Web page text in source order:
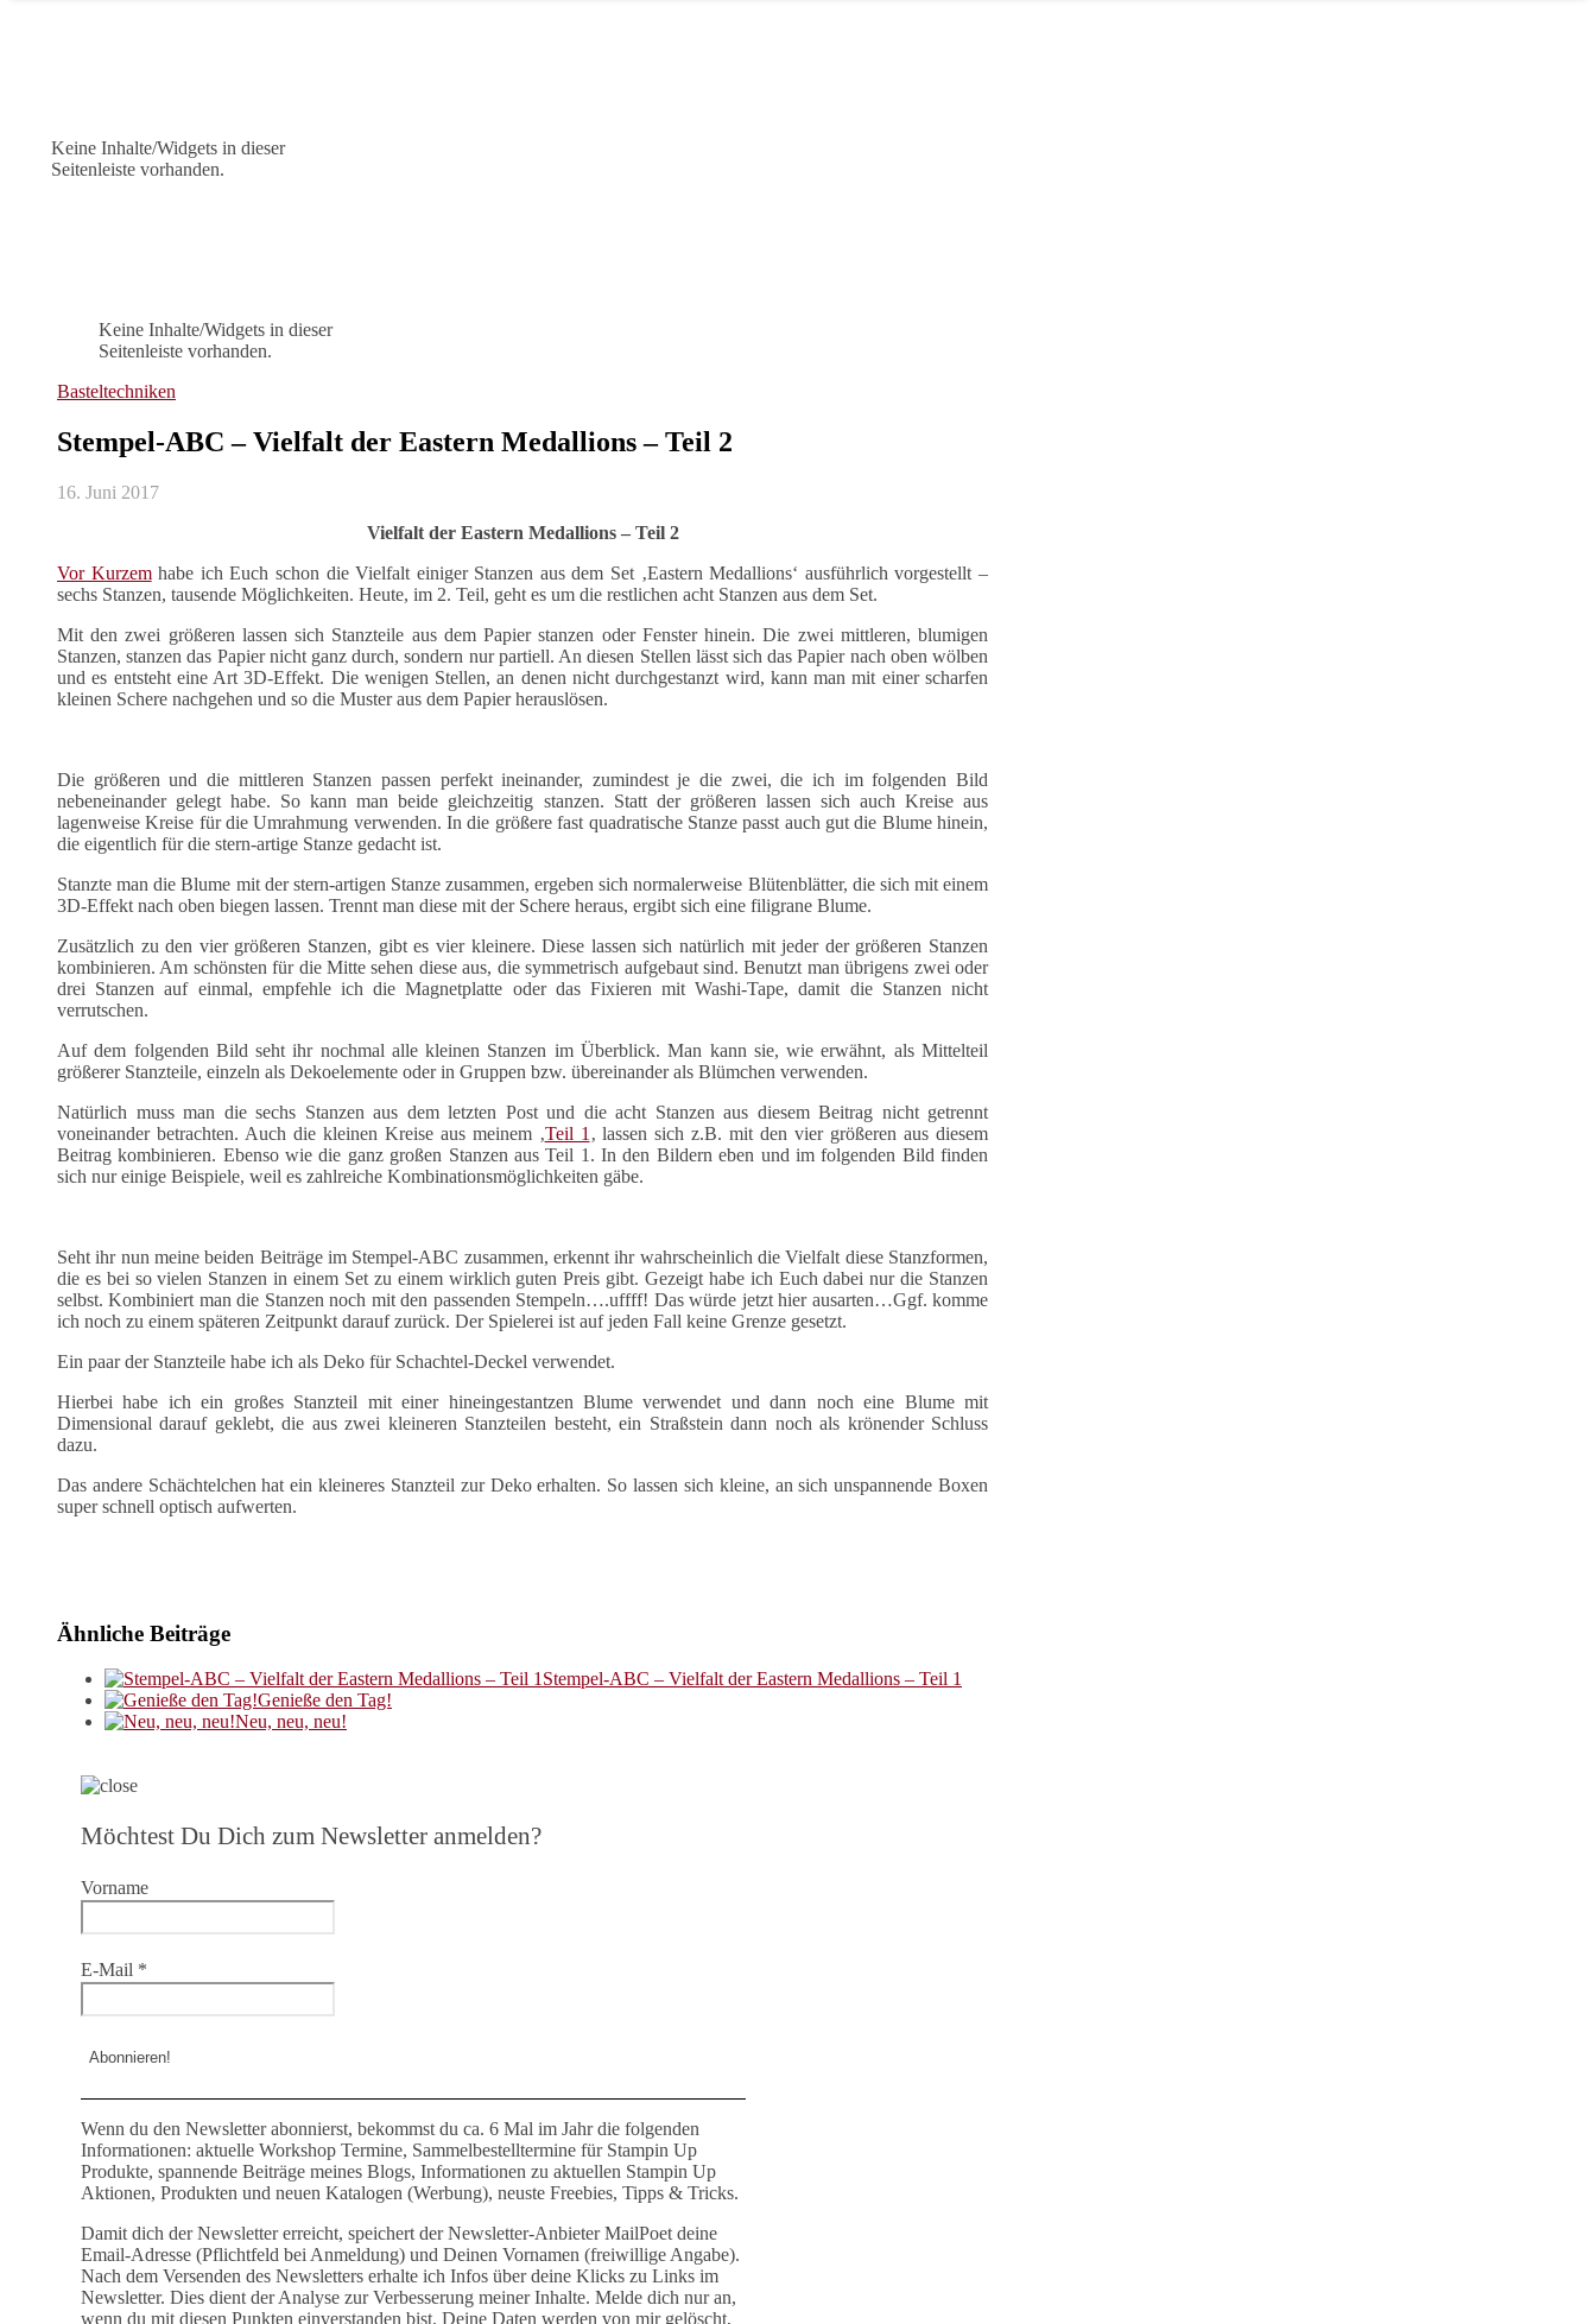
Keine Inhalte/Widgets in dieser
Seitenleiste vorhanden.
Keine Inhalte/Widgets in dieser
Seitenleiste vorhanden.
Basteltechniken
Stempel-ABC – Vielfalt der Eastern Medallions – Teil 2
16. Juni 2017
Vielfalt der Eastern Medallions – Teil 2
Vor Kurzemhabe ich Euch schon die Vielfalt einiger Stanzen aus dem Set ‚Eastern Medallions‘ ausführlich vorgestellt –
sechs Stanzen, tausende Möglichkeiten. Heute, im 2. Teil, geht es um die restlichen acht Stanzen aus dem Set.
Mit den zwei größeren lassen sich Stanzteile aus dem Papier stanzen oder Fenster hinein. Die zwei mittleren, blumigen
Stanzen, stanzen das Papier nicht ganz durch, sondern nur partiell. An diesen Stellen lässt sich das Papier nach oben wölben
und es entsteht eine Art 3D-Effekt. Die wenigen Stellen, an denen nicht durchgestanzt wird, kann man mit einer scharfen
kleinen Schere nachgehen und so die Muster aus dem Papier herauslösen.
Die größeren und die mittleren Stanzen passen perfekt ineinander, zumindest je die zwei, die ich im folgenden Bild
nebeneinander gelegt habe. So kann man beide gleichzeitig stanzen. Statt der größeren lassen sich auch Kreise aus
lagenweise Kreise für die Umrahmung verwenden. In die größere fast quadratische Stanze passt auch gut die Blume hinein,
die eigentlich für die stern-artige Stanze gedacht ist.
Stanzte man die Blume mit der stern-artigen Stanze zusammen, ergeben sich normalerweise Blütenblätter, die sich mit einem
3D-Effekt nach oben biegen lassen. Trennt man diese mit der Schere heraus, ergibt sich eine filigrane Blume.
Zusätzlich zu den vier größeren Stanzen, gibt es vier kleinere. Diese lassen sich natürlich mit jeder der größeren Stanzen
kombinieren. Am schönsten für die Mitte sehen diese aus, die symmetrisch aufgebaut sind. Benutzt man übrigens zwei oder
drei Stanzen auf einmal, empfehle ich die Magnetplatte oder das Fixieren mit Washi-Tape, damit die Stanzen nicht
verrutschen.
Auf dem folgenden Bild seht ihr nochmal alle kleinen Stanzen im Überblick. Man kann sie, wie erwähnt, als Mittelteil
größerer Stanzteile, einzeln als Dekoelemente oder in Gruppen bzw. übereinander als Blümchen verwenden.
Natürlich muss man die sechs Stanzen aus dem letzten Post und die acht Stanzen aus diesem Beitrag nicht getrennt
voneinander betrachten. Auch die kleinen Kreise aus meinem ‚Teil 1 ‚ lassen sich z.B. mit den vier größeren aus diesem
Beitrag kombinieren. Ebenso wie die ganz großen Stanzen aus Teil 1.In den Bildern eben und im folgenden Bild finden
sich nur einige Beispiele, weil es zahlreiche Kombinationsmöglichkeiten gäbe.
Seht ihr nun meine beiden Beiträge im Stempel-ABC zusammen, erkennt ihr wahrscheinlich die Vielfalt diese Stanzformen,
die es bei so vielen Stanzen in einem Set zu einem wirklich guten Preis gibt. Gezeigt habe ich Euch dabei nur die Stanzen
selbst. Kombiniert man die Stanzen noch mit den passenden Stempeln….uffff! Das würde jetzt hier ausarten…Ggf. komme
ich noch zu einem späteren Zeitpunkt darauf zurück. Der Spielerei ist auf jeden Fall keine Grenze gesetzt.
Ein paar der Stanzteile habe ich als Deko für Schachtel-Deckel verwendet.
Hierbei habe ich ein großes Stanzteil mit einer hineingestantzen Blume verwendet und dann noch eine Blume mit
Dimensional darauf geklebt, die aus zwei kleineren Stanzteilen besteht, ein Straßstein dann noch als krönender Schluss
dazu.
Das andere Schächtelchen hat ein kleineres Stanzteil zur Deko erhalten. So lassen sich kleine, an sich unspannende Boxen
super schnell optisch aufwerten.
Ähnliche Beiträge
Stempel-ABC – Vielfalt der Eastern Medallions – Teil 1
Genieße den Tag!
Neu, neu, neu!
Möchtest Du Dich zum Newsletter anmelden?
Vorname
E-Mail *
Wenn du den Newsletter abonnierst, bekommst du ca. 6 Mal im Jahr die folgenden
Informationen: aktuelle Workshop Termine, Sammelbestelltermine für Stampin Up
Produkte, spannende Beiträge meines Blogs, Informationen zu aktuellen Stampin Up
Aktionen, Produkten und neuen Katalogen (Werbung), neuste Freebies, Tipps & Tricks.
Damit dich der Newsletter erreicht, speichert der Newsletter-Anbieter MailPoet deine
Email-Adresse (Pflichtfeld bei Anmeldung) und Deinen Vornamen (freiwillige Angabe).
Nach dem Versenden des Newsletters erhalte ich Infos über deine Klicks zu Links im
Newsletter. Dies dient der Analyse zur Verbesserung meiner Inhalte. Melde dich nur an,
wenn du mit diesen Punkten einverstanden bist. Deine Daten werden von mir gelöscht,